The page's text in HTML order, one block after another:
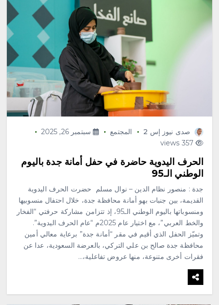
صدى نيوز إس 2 المجتمع
سبتمبر 26, 2025
357 views
الحرف اليدوية حاضرة في حفل أمانة جدة باليوم
الوطني الـ95
جدة : منصور نظام الدين – نوال مسلم حضرت الحرف اليدوية
القديمة، بين جنبات بهو أمانة محافظة جدة، خلال احتفال منسوبيها
ومنسوباتها باليوم الوطني الـ95، إذ تتزامن مشاركة حرفتي “الفخار
والخط العربي”، مع اختيار عام 2025م “عام الحرف اليدوية”.
وتميّز الحفل الذي أقيم في مقر “أمانة جدة” برعاية معالي أمين
محافظة جدة صالح بن علي التركي، بالعرضة السعودية، عدا عن
فقرات أخرى متنوعة، منها عروض تفاعلية،…